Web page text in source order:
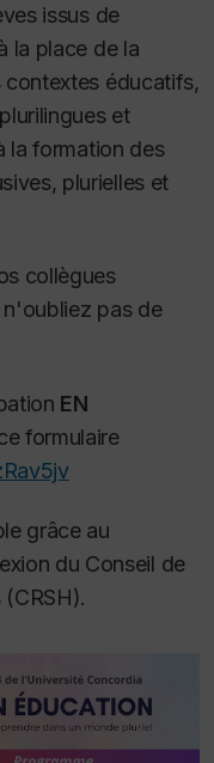
issus de
la place de la
contextes éducatifs,
et
la formation des
plurielles et
collègues
pas de
EN
formulaire
grâce au
du Conseil de